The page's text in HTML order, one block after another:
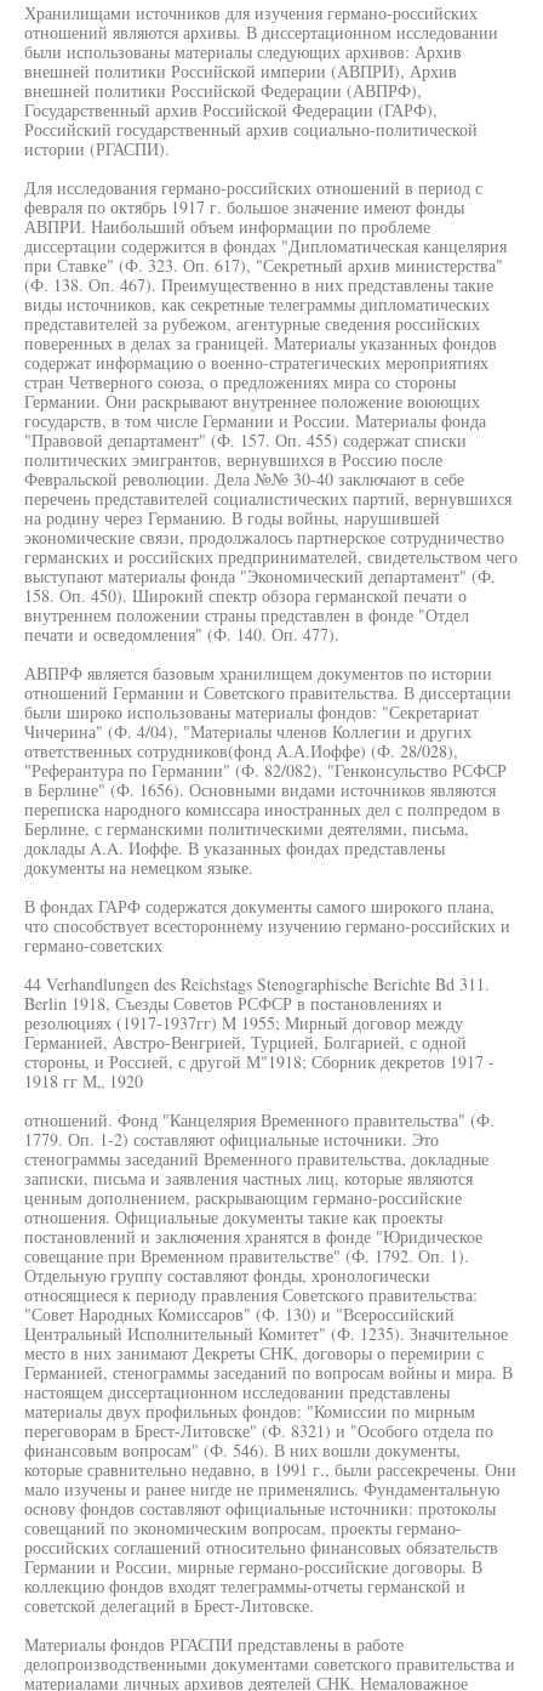
Хранилищами источников для изучения германо-российских
отношений являются архивы. В диссертационном исследовании
были использованы материалы следующих архивов: Архив
внешней политики Российской империи (АВПРИ), Архив
внешней политики Российской Федерации (АВПРФ),
Государственный архив Российской Федерации (ГАРФ),
Российский государственный архив социально-политической
истории (РГАСПИ).
Для исследования германо-российских отношений в период с
февраля по октябрь 1917 г. большое значение имеют фонды
АВПРИ. Наибольший объем информации по проблеме
диссертации содержится в фондах "Дипломатическая канцелярия
при Ставке" (Ф. 323. Оп. 617), "Секретный архив министерства"
(Ф. 138. Оп. 467). Преимущественно в них представлены такие
виды источников, как секретные телеграммы дипломатических
представителей за рубежом, агентурные сведения российских
поверенных в делах за границей. Материалы указанных фондов
содержат информацию о военно-стратегических мероприятиях
стран Четверного союза, о предложениях мира со стороны
Германии. Они раскрывают внутреннее положение воюющих
государств, в том числе Германии и России. Материалы фонда
"Правовой департамент" (Ф. 157. Оп. 455) содержат списки
политических эмигрантов, вернувшихся в Россию после
Февральской революции. Дела №№ 30-40 заключают в себе
перечень представителей социалистических партий, вернувшихся
на родину через Германию. В годы войны, нарушившей
экономические связи, продолжалось партнерское сотрудничество
германских и российских предпринимателей, свидетельством чего
выступают материалы фонда "Экономический департамент" (Ф.
158. Оп. 450). Широкий спектр обзора германской печати о
внутреннем положении страны представлен в фонде "Отдел
печати и осведомления" (Ф. 140. Оп. 477).
АВПРФ является базовым хранилищем документов по истории
отношений Германии и Советского правительства. В диссертации
были широко использованы материалы фондов: "Секретариат
Чичерина" (Ф. 4/04), "Материалы членов Коллегии и других
ответственных сотрудников(фонд А.А.Иоффе) (Ф. 28/028),
"Реферантура по Германии" (Ф. 82/082), "Генконсульство РСФСР
в Берлине" (Ф. 1656). Основными видами источников являются
переписка народного комиссара иностранных дел с полпредом в
Берлине, с германскими политическими деятелями, письма,
доклады A.A. Иоффе. В указанных фондах представлены
документы на немецком языке.
В фондах ГАРФ содержатся документы самого широкого плана,
что способствует всестороннему изучению германо-российских и
германо-советских
44 Verhandlungen des Reichstags Stenographische Berichte Bd 311.
Berlin 1918, Съезды Советов РСФСР в постановлениях и
резолюциях (1917-1937гг) M 1955; Мирный договор между
Германией, Австро-Венгрией, Турцией, Болгарией, с одной
стороны, и Россией, с другой М"1918; Сборник декретов 1917 -
1918 гг М„ 1920
отношений. Фонд "Канцелярия Временного правительства" (Ф.
1779. Оп. 1-2) составляют официальные источники. Это
стенограммы заседаний Временного правительства, докладные
записки, письма и заявления частных лиц, которые являются
ценным дополнением, раскрывающим германо-российские
отношения. Официальные документы такие как проекты
постановлений и заключения хранятся в фонде "Юридическое
совещание при Временном правительстве" (Ф. 1792. Оп. 1).
Отдельную группу составляют фонды, хронологически
относящиеся к периоду правления Советского правительства:
"Совет Народных Комиссаров" (Ф. 130) и "Всероссийский
Центральный Исполнительный Комитет" (Ф. 1235). Значительное
место в них занимают Декреты СНК, договоры о перемирии с
Германией, стенограммы заседаний по вопросам войны и мира. В
настоящем диссертационном исследовании представлены
материалы двух профильных фондов: "Комиссии по мирным
переговорам в Брест-Литовске" (Ф. 8321) и "Особого отдела по
финансовым вопросам" (Ф. 546). В них вошли документы,
которые сравнительно недавно, в 1991 г., были рассекречены. Они
мало изучены и ранее нигде не применялись. Фундаментальную
основу фондов составляют официальные источники: протоколы
совещаний по экономическим вопросам, проекты германо-
российских соглашений относительно финансовых обязательств
Германии и России, мирные германо-российские договоры. В
коллекцию фондов входят телеграммы-отчеты германской и
советской делегаций в Брест-Литовске.
Материалы фондов РГАСПИ представлены в работе
делопроизводственными документами советского правительства и
материалами личных архивов деятелей СНК. Немаловажное